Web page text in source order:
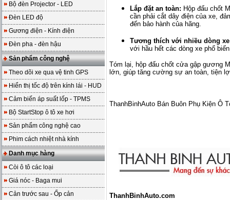
Bộ đèn Projector - LED
Đèn LED độ
Gương điện - Kính điện
Đèn pha - đèn hậu
Sản phẩm công nghệ
Theo dõi xe qua vệ tinh GPS
Hiển thị tốc độ trên kính lái - HUD
Cảm biến áp suất lốp - TPMS
Bộ StartStop ô tô xe hơi
Sản phẩm công nghệ cao
Phim cách nhiệt nhà kính
Danh mục hàng
Còi ô tô các loại
Giá nóc - Baga mui
Cản trước sau - Ốp cản
Lắp đặt an toàn: Hộp đấu chốt
cần phải cắt dây điện của xe,
đến bảo hành của hãng.
Tương thích với nhiều dòng
với hầu hết các dòng xe phổ
Tóm lại, hộp đấu chốt cửa gập gương
lớn, giúp tăng cường sự an toàn, tiện
ThanhBinhAuto Bán Buôn Phụ Kiện Ô
ThanhBinhAuto.com